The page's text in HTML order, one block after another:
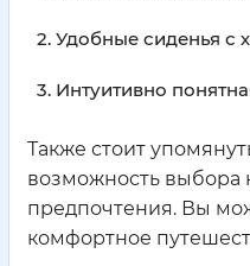
Удобные сиденья с
Интуитивно
Также стоит
возможность выбора
предпочтения. Вы
комфортное